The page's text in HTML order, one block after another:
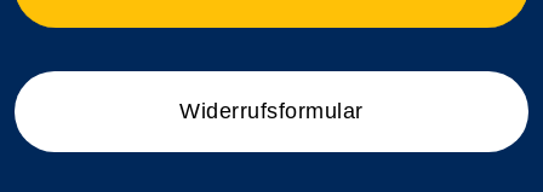
Widerrufsformular